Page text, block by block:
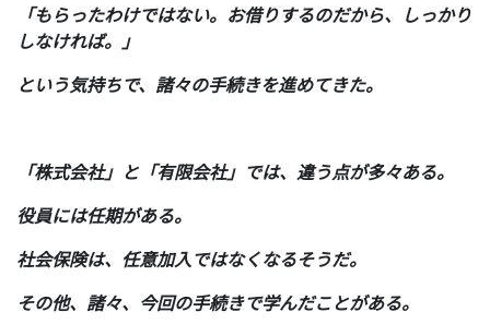
「もらったわけではない。お借りするのだから、しっかり
しなければ。」
という気持ちで、諸々の手続きを進めてきた。
「株式会社」と「有限会社」では、違う点が多々ある。
役員には任期がある。
社会保険は、任意加入ではなくなるそうだ。
その他、諸々、今回の手続きで学んだことがある。